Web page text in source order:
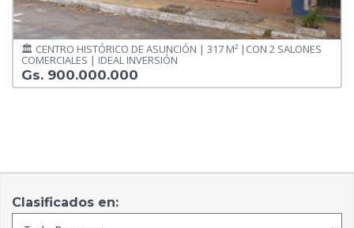
🏛️ CENTRO HISTÓRICO DE ASUNCIÓN | 317 M² |CON 2 SALONES
COMERCIALES | IDEAL INVERSIÓN
Gs. 900.000.000
Clasificados en: